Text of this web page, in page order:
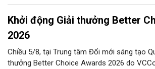
Khởi động Giải thưởng Better
2026
Chiều 5/8, tại Trung tâm Đổi mới sáng tạo
thưởng Better Choice Awards 2026 do